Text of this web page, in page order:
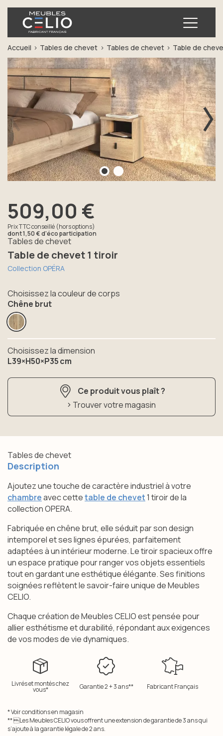
Accueil Tables de chevet Tables de chevet Table de
Précédent
Tables de chevet
Table de chevet 1 tiroir
Collection OPÉRA
509,00 €
Prix TTC conseillé (hors options)
dont1,50 €d'éco participation
Choisissez la couleur de corps
Chêne brut
Choisissez la dimension
L39×H50×P35 cm
Ce produit vous plaît ?
Trouver votre magasin
Tables de chevet
Description
Ajoutez une touche de caractère industriel à votre
chambreavec cettetable de chevet1 tiroir de la
collection OPERA.
Fabriquée en chêne brut, elle séduit par son design
intemporel et ses lignes épurées, parfaitement
adaptées à un intérieur moderne. Le tiroir spacieux offre
un espace pratique pour ranger vos objets essentiels
tout en gardant une esthétique élégante. Ses finitions
soignées reflètent le savoir-faire unique de Meubles
CELIO.
Chaque création de Meubles CELIO est pensée pour
allier esthétisme et durabilité, répondant aux exigences
de vos modes de vie dynamiques.
Livrés et montés chez
vous* Garantie 2 + 3 ans** Fabricant Français
* Voir conditions en magasin
** Les Meubles CELIO vous offrent une extension de garantie de 3 ans qui
s’ajoute à la garantie légale de 2 ans.